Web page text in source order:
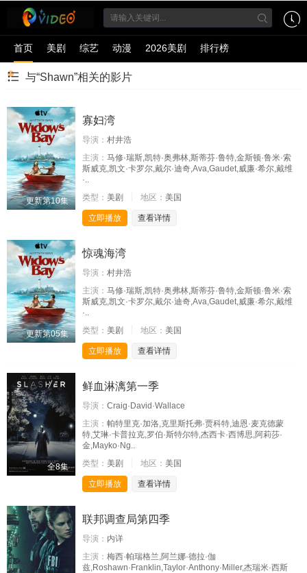
首页 美剧 综艺 动漫 2026美剧 排行榜
与“Shawn”相关的影片
更新第10集
寡妇湾
导演： 村井浩
主演： 马修·瑞斯,凯特·奥弗林,斯蒂芬·鲁特,金斯顿·鲁米·索
斯威克,凯文·卡罗尔,戴尔·迪奇,Ava,Gaudet,威廉·希尔,戴维
·..
类型： 美剧 地区： 美国
立即播放 查看详情
更新第05集
惊魂海湾
导演： 村井浩
主演： 马修·瑞斯,凯特·奥弗林,斯蒂芬·鲁特,金斯顿·鲁米·索
斯威克,凯文·卡罗尔,戴尔·迪奇,Ava,Gaudet,威廉·希尔,戴维
·..
类型： 美剧 地区： 美国
立即播放 查看详情
全8集
鲜血淋漓第一季
导演： Craig·David·Wallace
主演： 帕特里克·加洛,克里斯托弗·贾科特,迪恩·麦克德蒙
特,艾琳·卡普拉克,罗伯·斯特尔特,杰西卡·西博思,阿莉莎·
金,Mayko·Ng..
类型： 美剧 地区： 美国
立即播放 查看详情
联邦调查局第四季
导演： 内详
主演： 梅西·帕瑞格兰,阿兰娜·德拉·伽
兹,Roshawn·Franklin,Taylor·Anthony·Miller,杰瑞米·西斯